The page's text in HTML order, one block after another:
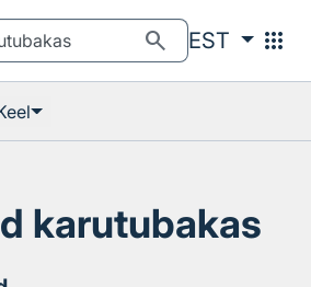
search EST apps
karutubakas